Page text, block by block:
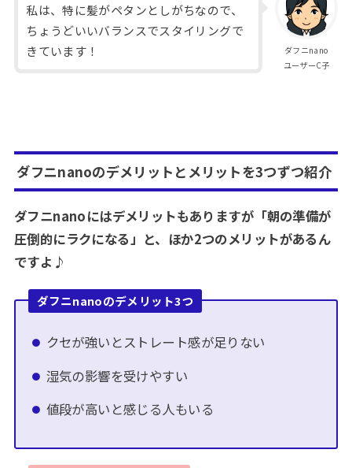
ダフニnano
ユーザーC子
私は、特に髪がペタンとしがちなので、
ちょうどいいバランスでスタイリングで
きています！
ダフニnanoのデメリットとメリットを3つずつ紹介
ダフニnanoにはデメリットもありますが「朝の準備が
圧倒的にラクになる」と、ほか2つのメリットがあるん
ですよ♪
ダフニnanoのデメリット3つ
クセが強いとストレート感が足りない
湿気の影響を受けやすい
値段が高いと感じる人もいる